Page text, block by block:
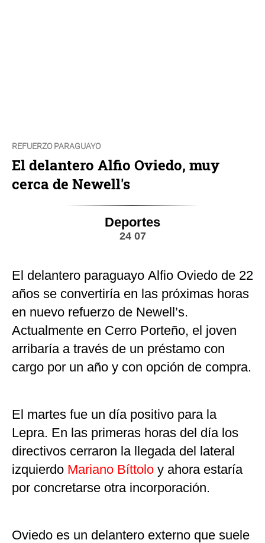
REFUERZO PARAGUAYO
El delantero Alfio Oviedo, muy
cerca de Newell's
Deportes
24 07
El delantero paraguayo Alfio Oviedo de 22
años se convertiría en las próximas horas
en nuevo refuerzo de Newell’s.
Actualmente en Cerro Porteño, el joven
arribaría a través de un préstamo con
cargo por un año y con opción de compra.
El martes fue un día positivo para la
Lepra. En las primeras horas del día los
directivos cerraron la llegada del lateral
izquierdo Mariano Bíttolo y ahora estaría
por concretarse otra incorporación.
Oviedo es un delantero externo que suele